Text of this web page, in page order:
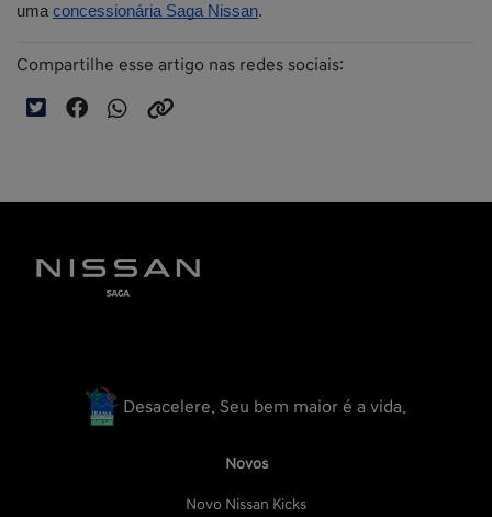
uma concessionária Saga Nissan.
Compartilhe esse artigo nas redes sociais:
Desacelere. Seu bem maior é a vida.
Novos
Novo Nissan Kicks